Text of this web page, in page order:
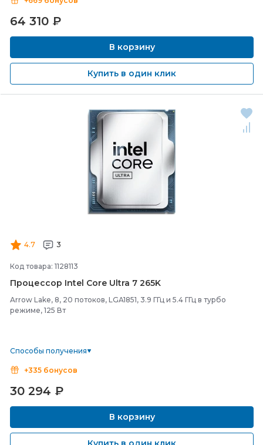
64 310 ₽
В корзину
Купить в один клик
4.7 3
Код товара: 1128113
Процессор Intel Core Ultra 7 265K
Arrow Lake, 8, 20 потоков, LGA1851, 3.9 ГГц и 5.4 ГГц в турбо
режиме, 125 Вт
Способы получения
+335 бонусов
30 294 ₽
В корзину